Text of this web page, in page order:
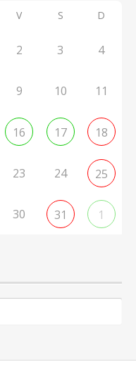
V S D
2 3 4
9 10 11
16 17 18
23 24 25
30 31 1